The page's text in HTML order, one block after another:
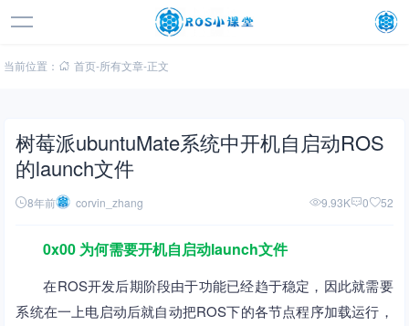
当前位置： 首页-所有文章-正文
树莓派ubuntuMate系统中开机自启动ROS
的launch文件
8年前 corvin_zhang 9.93K 0 52
0x00 为何需要开机自启动launch文件
在ROS开发后期阶段由于功能已经趋于稳定，因此就需要
系统在一上电启动后就自动把ROS下的各节点程序加载运行，